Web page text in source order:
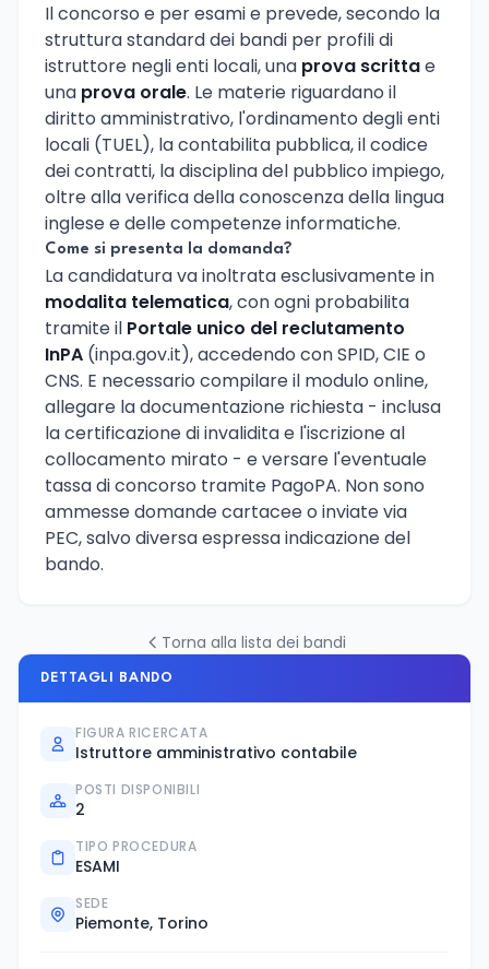
Il concorso e per esami e prevede, secondo la
struttura standard dei bandi per profili di
istruttore negli enti locali, una prova scrittae
una prova orale. Le materie riguardano il
diritto amministrativo, l'ordinamento degli enti
locali (TUEL), la contabilita pubblica, il codice
dei contratti, la disciplina del pubblico impiego,
oltre alla verifica della conoscenza della lingua
inglese e delle competenze informatiche.
Come si presenta la domanda?
La candidatura va inoltrata esclusivamente in
modalita telematica, con ogni probabilita
tramite il Portale unico del reclutamento
InPA (inpa.gov.it), accedendo con SPID, CIE o
CNS. E necessario compilare il modulo online,
allegare la documentazione richiesta - inclusa
la certificazione di invalidita e l'iscrizione al
collocamento mirato - e versare l'eventuale
tassa di concorso tramite PagoPA. Non sono
ammesse domande cartacee o inviate via
PEC, salvo diversa espressa indicazione del
bando.
Torna alla lista dei bandi
DETTAGLI BANDO
FIGURA RICERCATA
Istruttore amministrativo contabile
POSTI DISPONIBILI
2
TIPO PROCEDURA
ESAMI
SEDE
Piemonte, Torino